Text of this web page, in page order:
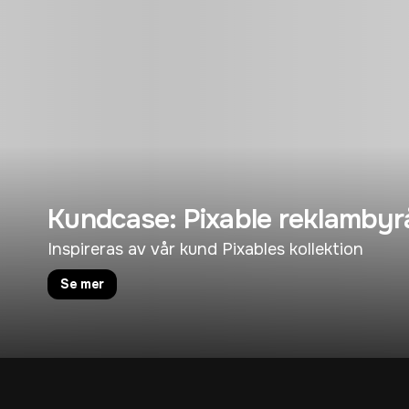
Kundcase: Pixable
Inspireras av vår kund Pixables kollektion
Se mer